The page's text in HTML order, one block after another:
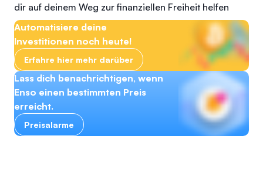
dir auf deinem Weg zur finanziellen Freiheit helfen
Automatisiere deine
Investitionen noch heute!
Erfahre hier mehr darüber
Lass dich benachrichtigen, wenn
Enso einen bestimmten Preis
erreicht.
Preisalarme